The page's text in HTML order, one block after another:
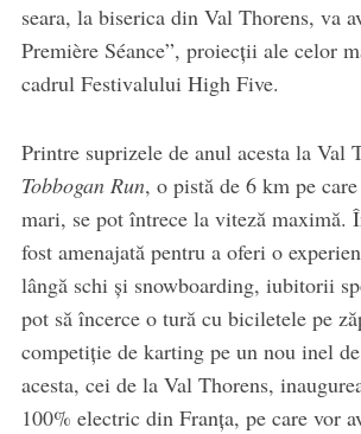
seara, la biserica din Val Thorens, va
Première Séance”, proiecții ale celor
cadrul Festivalului High Five.
Printre suprizele de anul acesta la Val
Tobbogan Run, o pistă de 6 km pe
mari, se pot întrece la viteză maximă.
fost amenajată pentru a oferi o
lângă schi și snowboarding, iubitorii
pot să încerce o tură cu biciletele pe
competiție de karting pe un nou inel
acesta, cei de la Val Thorens,
100% electric din Franța, pe care vor